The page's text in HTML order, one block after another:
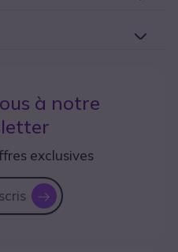
à notre
exclusives
icon